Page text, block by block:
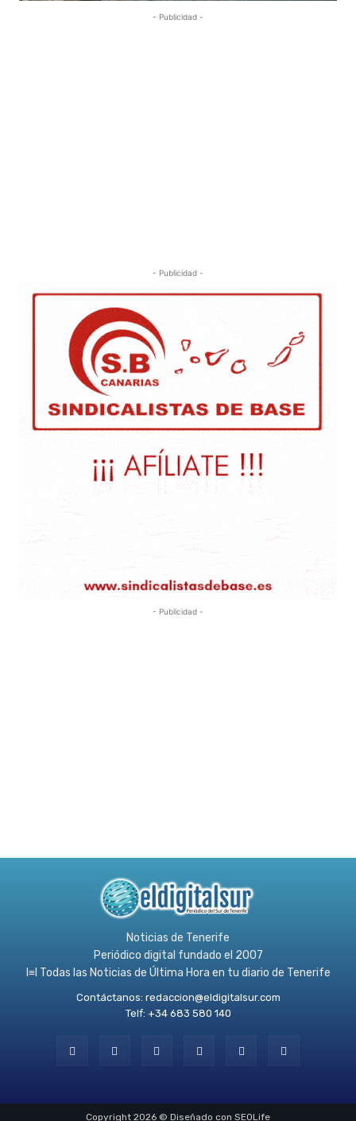
- Publicidad -
- Publicidad -
- Publicidad -
Noticias de Tenerife
Periódico digital fundado el 2007
l≡l Todas las Noticias de Última Hora en tu diario de Tenerife
Contáctanos: redaccion@eldigitalsur.com
Telf: +34 683 580 140
Copyright 2026 © Diseñado con SEOLife